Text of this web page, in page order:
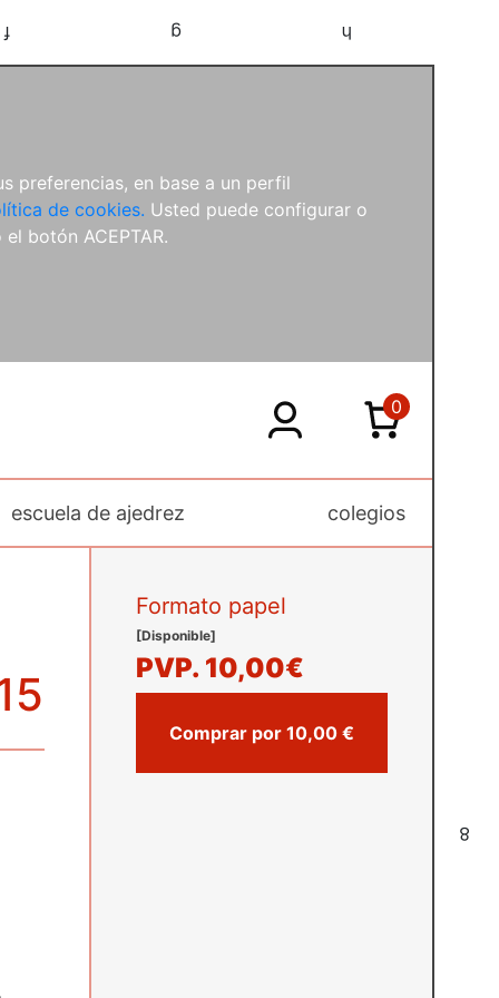
preferencias, en base a un perfil
de cookies. Usted puede configurar o
botón ACEPTAR.
f g h
8
escuela de ajedrez colegios
0
Formato papel
[Disponible]
PVP. 10,00€
Comprar por 10,00 €